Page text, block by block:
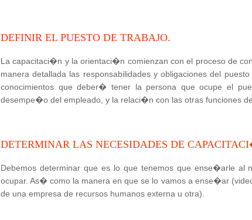
DEFINIR EL PUESTO DE TRABAJO.
La capacitaci�n y la orientaci�n comienzan con el proceso de
manera detallada las responsabilidades y obligaciones del
conocimientos que deber� tener la persona que ocupe el
desempe�o del empleado, y la relaci�n con las otras funciones
DETERMINAR LAS NECESIDADES DE
Debemos determinar que es lo que tenemos que ense�arle al
ocupar. As� como la manera en que se lo vamos a ense�ar
de una empresa de recursos humanos externa u otra).